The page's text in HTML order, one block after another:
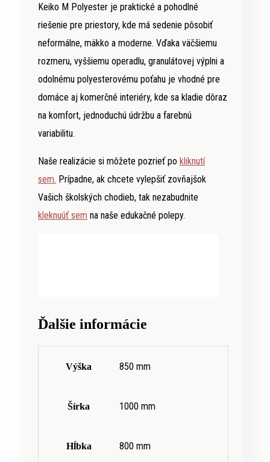
Keiko M Polyester je praktické a pohodlné
riešenie pre priestory, kde má sedenie pôsobiť
neformálne, mäkko a moderne. Vďaka väčšiemu
rozmeru, vyššiemu operadlu, granulátovej výplni a
odolnému polyesterovému poťahu je vhodné pre
domáce aj komerčné interiéry, kde sa kladie dôraz
na komfort, jednoduchú údržbu a farebnú
variabilitu.
Naše realizácie si môžete pozrieť po kliknutí
sem. Prípadne, ak chcete vylepšiť zovňajšok
Vašich školských chodieb, tak nezabudnite
kleknuúť sem na naše edukačné polepy.
Ďalšie informácie
Výška 850 mm
Šírka 1000 mm
Hĺbka 800 mm